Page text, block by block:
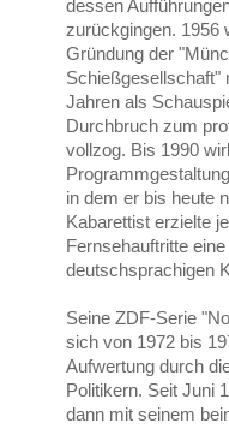
dessen
zurückgingen. 1956
Gründung der
Schießgesellschaft"
Jahren als
Durchbruch zum
vollzog. Bis 1990
in dem er bis heute
Kabarettist erzielte
Fernsehauftritte
deutschsprachigen
Seine ZDF-Serie
sich von 1972 bis
Aufwertung durch
Politikern. Seit Juni
dann mit seinem